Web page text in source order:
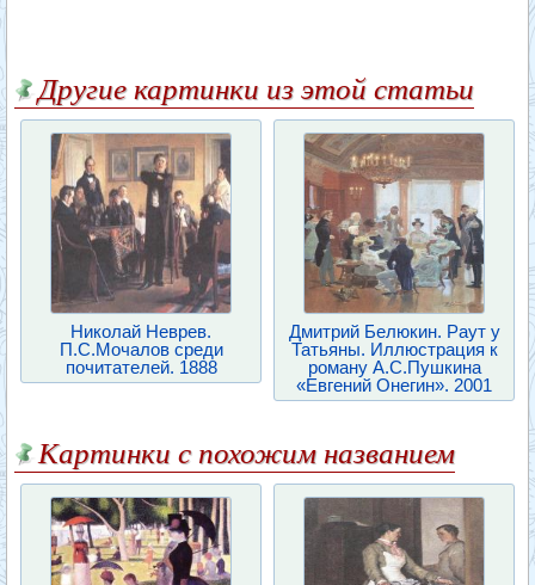
Другие картинки из этой статьи
Николай Неврев.
П.С.Мочалов среди
почитателей. 1888
Дмитрий Белюкин. Раут у
Татьяны. Иллюстрация к
роману А.С.Пушкина
«Евгений Онегин». 2001
Картинки с похожим названием